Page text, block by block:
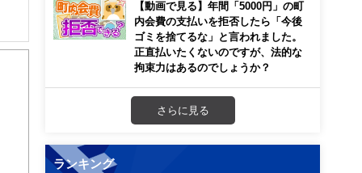
宅
【動画で見る】年間「5000円」の町
内会費の支払いを拒否したら「今後
ゴミを捨てるな」と言われました。
正直払いたくないのですが、法的な
拘束力はあるのでしょうか？
さらに見る
ランキング